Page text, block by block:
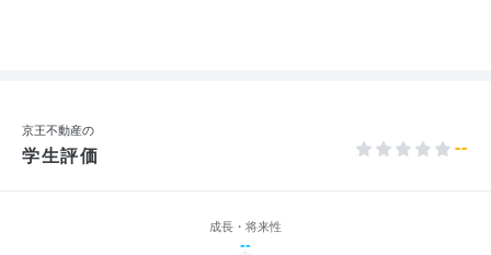
京王不動産の
学生評価 --
成長・将来性
--